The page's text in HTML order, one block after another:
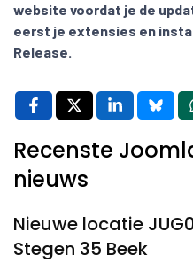
website voordat je de
eerst je extensies en
Release.
Recenste
nieuws
Nieuwe locatie
Stegen 35 Beek